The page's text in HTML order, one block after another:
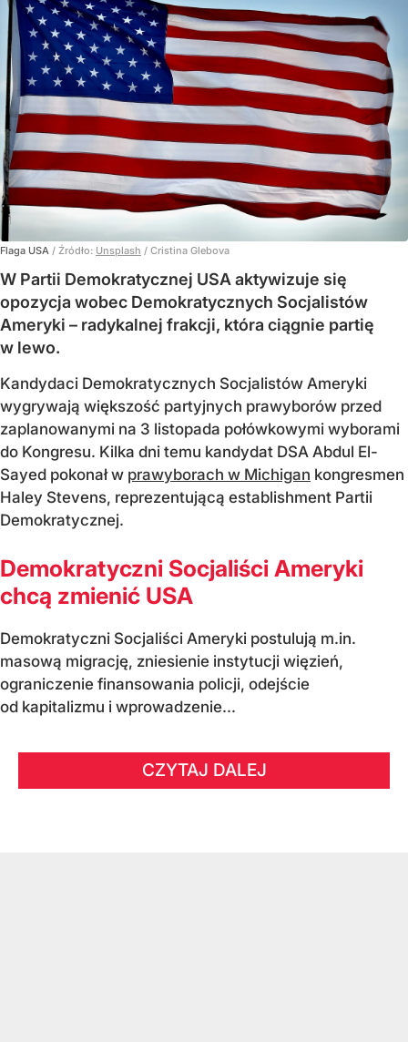
Flaga USA / Źródło: Unsplash / Cristina Glebova
W Partii Demokratycznej USA aktywizuje się
opozycja wobec Demokratycznych Socjalistów
Ameryki – radykalnej frakcji, która ciągnie partię
w lewo.
Kandydaci Demokratycznych Socjalistów Ameryki
wygrywają większość partyjnych prawyborów przed
zaplanowanymi na 3 listopada połówkowymi wyborami
do Kongresu. Kilka dni temu kandydat DSA Abdul El-
Sayed pokonał w prawyborach w Michigan kongresmen
Haley Stevens, reprezentującą establishment Partii
Demokratycznej.
Demokratyczni Socjaliści Ameryki
chcą zmienić USA
Demokratyczni Socjaliści Ameryki postulują m.in.
masową migrację, zniesienie instytucji więzień,
ograniczenie finansowania policji, odejście
od kapitalizmu i wprowadzenie...
CZYTAJ DALEJ